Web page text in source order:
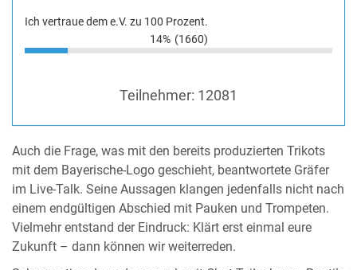
Ich vertraue dem e.V. zu 100 Prozent.
14% (1660)
Teilnehmer: 12081
Auch die Frage, was mit den bereits produzierten Trikots
mit dem Bayerische-Logo geschieht, beantwortete Gräfer
im Live-Talk. Seine Aussagen klangen jedenfalls nicht nach
einem endgültigen Abschied mit Pauken und Trompeten.
Vielmehr entstand der Eindruck: Klärt erst einmal eure
Zukunft – dann können wir weiterreden.